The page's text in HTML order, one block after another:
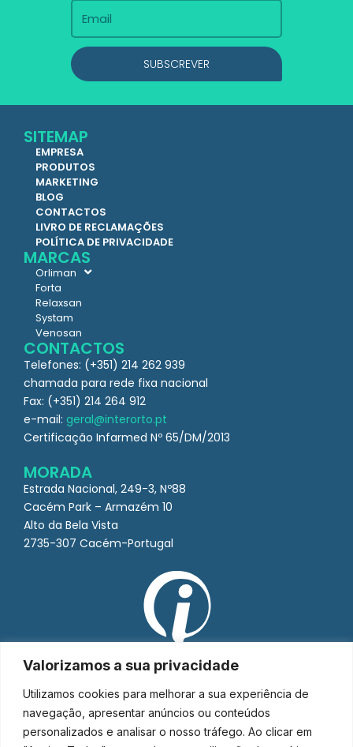
Valorizamos a sua privacidade
Utilizamos cookies para melhorar a sua experiência de
navegação, apresentar anúncios ou conteúdos
personalizados e analisar o nosso tráfego. Ao clicar em
SUBSCREVER
SITEMAP
EMPRESA
PRODUTOS
MARKETING
BLOG
CONTACTOS
LIVRO DE RECLAMAÇÕES
POLÍTICA DE PRIVACIDADE
MARCAS
Orliman
Forta
Relaxsan
Systam
Venosan
CONTACTOS
Telefones: (+351) 214 262 939
chamada para rede fixa nacional
Fax: (+351) 214 264 912
e-mail: geral@interorto.pt
Certificação Infarmed Nº 65/DM/2013
MORADA
Estrada Nacional, 249-3, Nº88
Cacém Park – Armazém 10
Alto da Bela Vista
2735-307 Cacém-Portugal